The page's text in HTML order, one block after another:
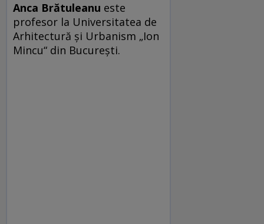
Anca Brătuleanu este
profesor la Universitatea de
Arhitectură şi Urbanism „Ion
Mincu“ din Bucureşti.